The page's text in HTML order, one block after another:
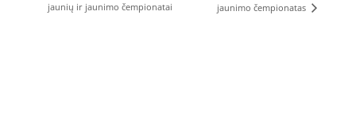
jaunių ir jaunimo čempionatai
jaunimo čempionatas